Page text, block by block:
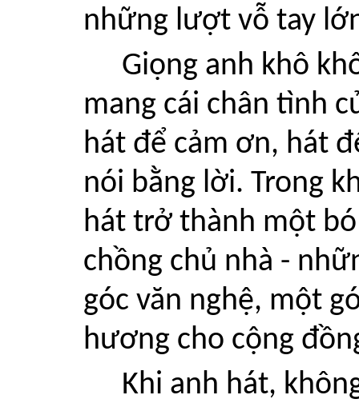
những lượt vỗ tay
Giọng anh khô
mang cái chân tình
hát để cảm ơn, hát
nói bằng lời. Trong
hát trở thành một
chồng chủ nhà -
góc văn nghệ, một
hương cho cộng
Khi anh hát,